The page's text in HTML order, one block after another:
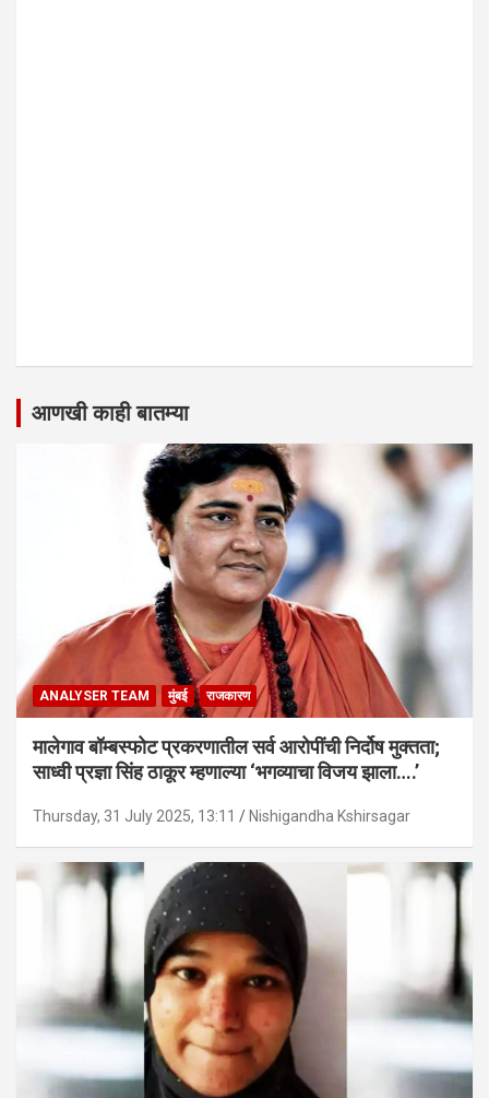
आणखी काही बातम्या
ANALYSER TEAM मुंबई राजकारण
मालेगाव बॉम्बस्फोट प्रकरणातील सर्व आरोपींची निर्दोष मुक्तता;
साध्वी प्रज्ञा सिंह ठाकूर म्हणाल्या ‘भगव्याचा विजय झाला….’
Thursday, 31 July 2025, 13:11 Nishigandha Kshirsagar